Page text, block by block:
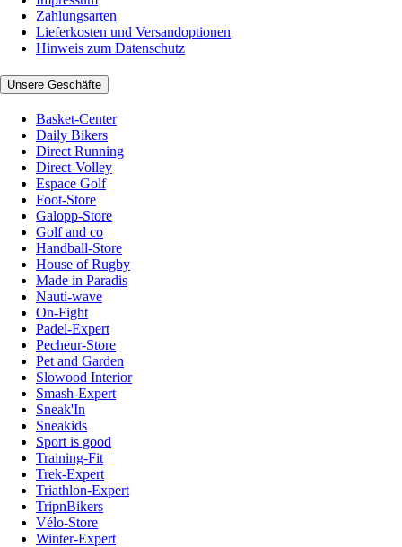
Zahlungsarten
Lieferkosten und Versandoptionen
Hinweis zum Datenschutz
Unsere Geschäfte
Basket-Center
Daily Bikers
Direct Running
Direct-Volley
Espace Golf
Foot-Store
Galopp-Store
Golf and co
Handball-Store
House of Rugby
Made in Paradis
Nauti-wave
On-Fight
Padel-Expert
Pecheur-Store
Pet and Garden
Slowood Interior
Smash-Expert
Sneak'In
Sneakids
Sport is good
Training-Fit
Trek-Expert
Triathlon-Expert
TripnBikers
Vélo-Store
Winter-Expert